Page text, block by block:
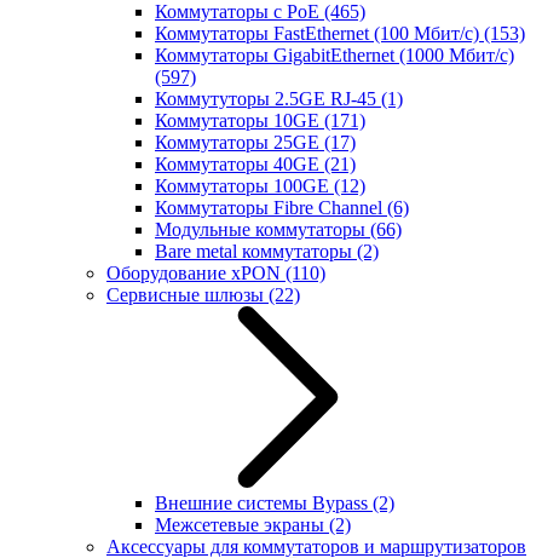
Коммутаторы с PoE (465)
Коммутаторы FastEthernet (100 Мбит/с) (153)
Коммутаторы GigabitEthernet (1000 Мбит/с)
(597)
Коммутуторы 2.5GE RJ-45 (1)
Коммутаторы 10GE (171)
Коммутаторы 25GE (17)
Коммутаторы 40GE (21)
Коммутаторы 100GE (12)
Коммутаторы Fibre Channel (6)
Модульные коммутаторы (66)
Bare metal коммутаторы (2)
Оборудование xPON (110)
Сервисные шлюзы (22)
Внешние системы Bypass (2)
Межсетевые экраны (2)
Аксессуары для коммутаторов и маршрутизаторов